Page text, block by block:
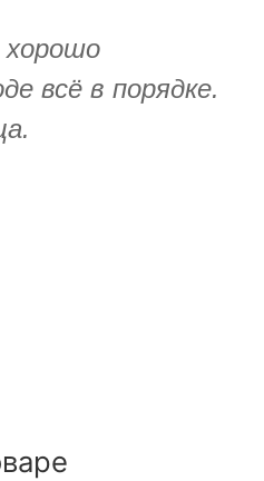
всё в порядке.